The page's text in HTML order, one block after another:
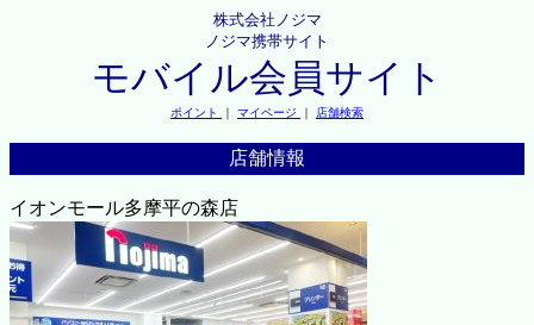
株式会社ノジマ
ノジマ携帯サイト
モバイル会員サイト
ポイント ｜ マイページ ｜ 店舗検索
店舗情報
イオンモール多摩平の森店